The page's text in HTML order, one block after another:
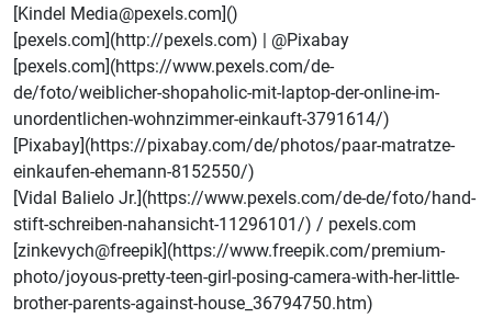
[Kindel Media@pexels.com]()
[pexels.com](http://pexels.com) | @Pixabay
[pexels.com](https://www.pexels.com/de-
de/foto/weiblicher-shopaholic-mit-laptop-der-online-im-
unordentlichen-wohnzimmer-einkauft-3791614/)
[Pixabay](https://pixabay.com/de/photos/paar-matratze-
einkaufen-ehemann-8152550/)
[Vidal Balielo Jr.](https://www.pexels.com/de-de/foto/hand-
stift-schreiben-nahansicht-11296101/) / pexels.com
[zinkevych@freepik](https://www.freepik.com/premium-
photo/joyous-pretty-teen-girl-posing-camera-with-her-little-
brother-parents-against-house_36794750.htm)